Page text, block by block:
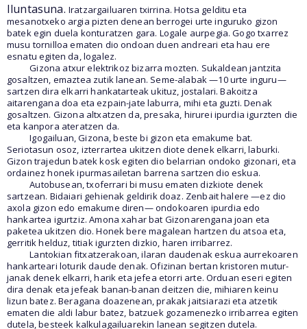
Iluntasuna. Iratzargailuaren txirrina. Hotsa gelditu eta
mesanotxeko argia pizten denean berrogei urte inguruko gizon
batek egin duela konturatzen gara. Logale aurpegia. Gogo txarrez
musu tornilloa ematen dio ondoan duen andreari eta hau ere
esnatu egiten da, logalez.
Gizona atxur elektrikoz bizarra mozten. Sukaldean jantzita
gosaltzen, emaztea zutik lanean. Seme-alabak —10 urte inguru—
sartzen dira elkarri hankatarteak ukituz, jostalari. Bakoitza
aitarengana doa eta ezpain-jate laburra, mihi eta guzti. Denak
gosaltzen. Gizona altxatzen da, presaka, hirurei ipurdia igurzten die
eta kanpora ateratzen da.
Igogailuan, Gizona, beste bi gizon eta emakume bat.
Seriotasun osoz, izterrartea ukitzen diote denek elkarri, laburki.
Gizon trajedun batek kosk egiten dio belarrian ondoko gizonari, eta
ordainez honek ipurmasailetan barrena sartzen dio eskua.
Autobusean, txoferrari bi musu ematen dizkiote denek
sartzean. Bidaiari gehienak geldirik doaz. Zenbait halere —ez dio
axola gizon edo emakume diren— ondokoaren ipurdia edo
hankartea igurtziz. Amona xahar bat Gizonarengana joan eta
paketea ukitzen dio. Honek bere magalean hartzen du atsoa eta,
gerritik helduz, titiak igurzten dizkio, haren irribarrez.
Lantokian fitxatzerakoan, ilaran daudenak eskua aurrekoaren
hankarteari loturik daude denak. Ofizinan bertan kristoren mutur-
janak denek elkarri, harik eta jefea etorri arte. Orduan eseri egiten
dira denak eta jefeak banan-banan deitzen die, mihiaren keinu
lizun batez. Beragana doazenean, prakak jaitsiarazi eta atzetik
ematen die aldi labur batez, batzuek gozamenezko irribarrea egiten
dutela, besteek kalkulagailuarekin lanean segitzen dutela.